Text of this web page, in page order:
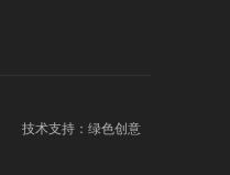
技术支持： 绿色创意